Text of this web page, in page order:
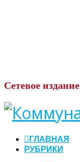
Сетевое издание
ГЛАВНАЯ
РУБРИКИ